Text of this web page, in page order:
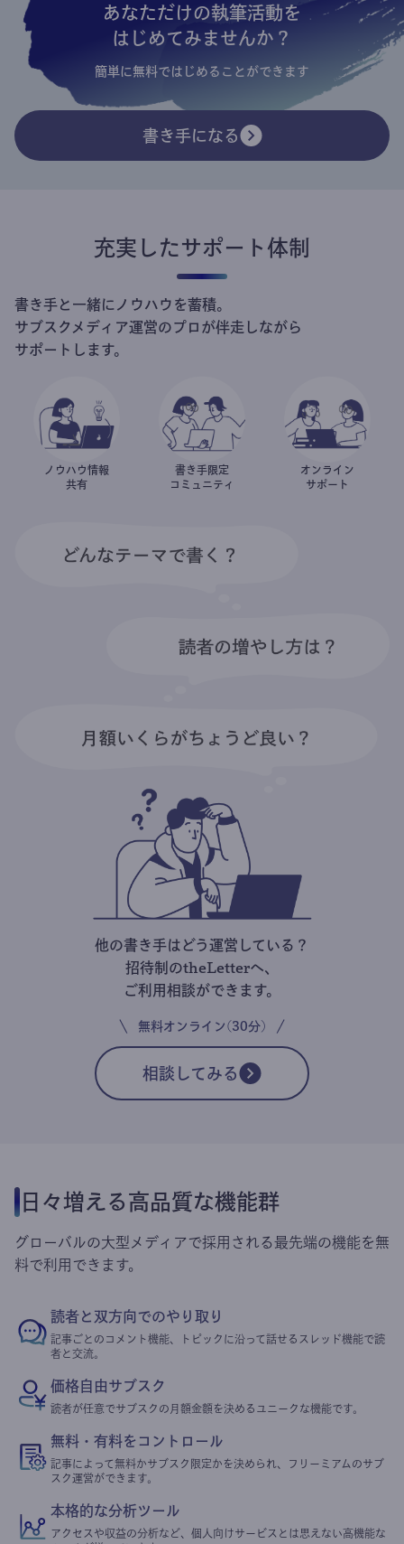
あなただけの執筆活動を
はじめてみませんか？
簡単に無料ではじめることができます
書き手になる
充実したサポート体制
書き手と一緒にノウハウを蓄積。
サブスクメディア運営のプロが伴走しながら
サポートします。
ノウハウ情報
共有
書き手限定
コミュニティ
オンライン
サポート
他の書き手はどう運営している？
招待制のtheLetterへ、
ご利用相談ができます。
無料オンライン(30分)
相談してみる
日々増える高品質な機能群
グローバルの大型メディアで採用される最先端の機能を無
料で利用できます。
読者と双方向でのやり取り
記事ごとのコメント機能、トピックに沿って話せるスレッド機能で読
者と交流。
価格自由サブスク
読者が任意でサブスクの月額金額を決めるユニークな機能です。
無料・有料をコントロール
記事によって無料かサブスク限定かを決められ、フリーミアムのサブ
スク運営ができます。
本格的な分析ツール
アクセスや収益の分析など、個人向けサービスとは思えない高機能な